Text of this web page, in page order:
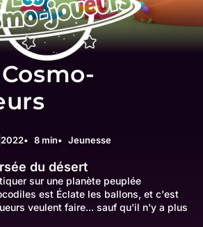
2022 8 min Jeunesse
du désert
sur une planète peuplée
est Éclate les ballons, et c'est
veulent faire... sauf qu'il n'y a plus